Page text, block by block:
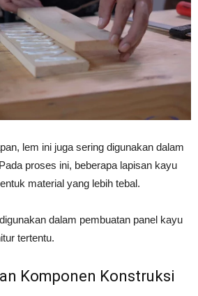
lem ini juga sering digunakan dalam
proses ini, beberapa lapisan kayu
material yang lebih tebal.
dalam pembuatan panel kayu
tertentu.
Komponen Konstruksi